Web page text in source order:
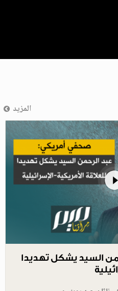
المزيد
السيد يشكل تهديدا